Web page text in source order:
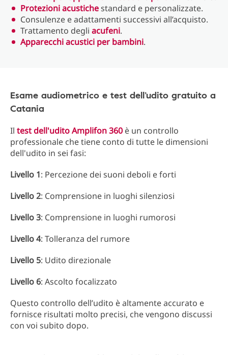
Protezioni acustichestandard e personalizzate.
Consulenze e adattamenti successivi all’acquisto.
Trattamento degli acufeni.
Apparecchi acustici per bambini.
Esame audiometrico e test dell’udito gratuito a
Catania
Il test dell'udito Amplifon 360 è un controllo
professionale che tiene conto di tutte le dimensioni
dell'udito in sei fasi:
Livello 1: Percezione dei suoni deboli e forti
Livello 2: Comprensione in luoghi silenziosi
Livello 3: Comprensione in luoghi rumorosi
Livello 4: Tolleranza del rumore
Livello 5: Udito direzionale
Livello 6: Ascolto focalizzato
Questo controllo dell’udito è altamente accurato e
fornisce risultati molto precisi, che vengono discussi
con voi subito dopo.